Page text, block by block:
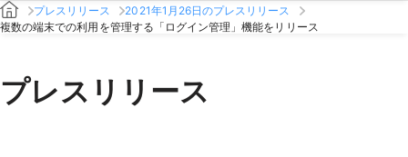
プレスリリース
2021年1月26日のプレスリリース
複数の端末での利用を管理する「ログイン管理」機能をリリース
プレスリリース